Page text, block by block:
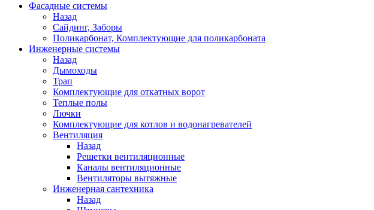
Фасадные системы
Назад
Сайдинг, Заборы
Поликарбонат, Комплектующие для поликарбоната
Инженерные системы
Назад
Дымоходы
Трап
Комплектующие для откатных ворот
Теплые полы
Лючки
Комплектующие для котлов и водонагревателей
Вентиляция
Назад
Решетки вентиляционные
Каналы вентиляционные
Вентиляторы вытяжные
Инженерная сантехника
Назад